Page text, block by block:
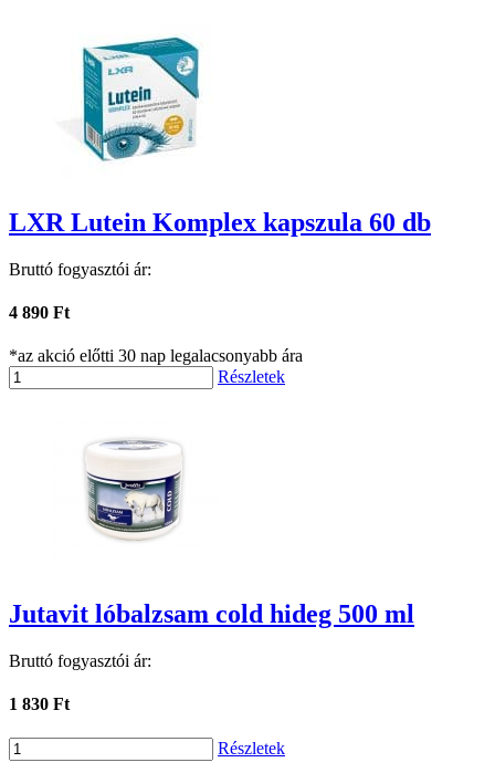
LXR Lutein Komplex kapszula 60 db
Bruttó fogyasztói ár:
4 890 Ft
*az akció előtti 30 nap legalacsonyabb ára
Részletek
Jutavit lóbalzsam cold hideg 500 ml
Bruttó fogyasztói ár:
1 830 Ft
Részletek